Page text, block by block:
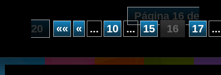
Página 16 de
20
«« « ... 10 ... 15 16 17 ...